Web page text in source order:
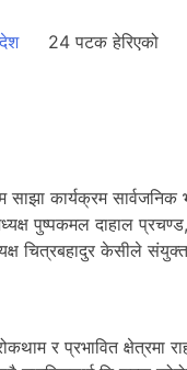
24 पटक हेरिएको
कार्यक्रम सार्वजनिक
पुष्पकमल दाहाल
चित्रबहादुर केसीले
र प्रभावित क्षेत्रमा